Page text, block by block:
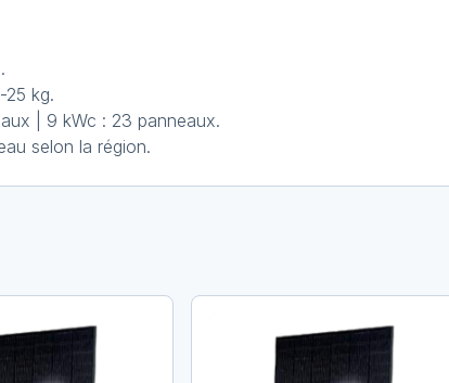
25 kg.
| 9 kWc : 23 panneaux.
selon la région.